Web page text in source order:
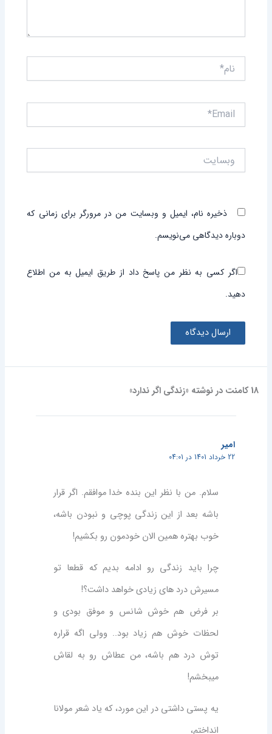
Email*
وبسایت
ذخیره نام، ایمیل و وبسایت من در مرورگر برای زمانی که
دوباره دیدگاهی می‌نویسم.
اگر کسی به نظر من پاسخ داد از طریق ایمیل به من اطلاع
دهید.
18 کامنت در نوشته «زندگی اگر ندارد»
امیر
22 خرداد 1401 در 04:01
سلام. من با نظر این بنده خدا موافقم. اگر قرار
باشه بعد از این زندگی پوچی و نبودن باشه،
خوب بهتره همین الان خودمون رو بکشیم!
چرا باید زندگی رو ادامه بدیم که قطعا تو
مسیرش درد های زیادی خواهد داشت؟!
بر فرض هم خوش شانس و موفق بودی و
لحظات خوش هم زیاد بود.. وولی اگه قراره
توش درد هم باشه، من عطاش رو به لقاش
میبخشم!
یه پستی داشتی در این مورد، که یاد شعر مولانا
انداختم،